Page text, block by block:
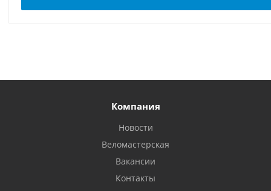
Компания
Новости
Веломастерская
Вакансии
Контакты